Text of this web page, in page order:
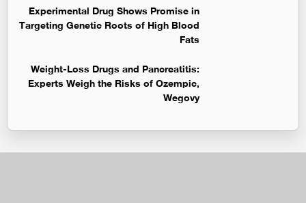
Experimental Drug Shows Promise in
Targeting Genetic Roots of High Blood
Fats
Weight-Loss Drugs and Pancreatitis:
Experts Weigh the Risks of Ozempic,
Wegovy